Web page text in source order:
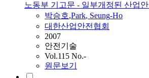
노동부 기고문 - 일부개정된 산업
박승호,Park, Seung-Ho
대한산업안전협회
2007
안전기술
Vol.115 No.-
원문보기